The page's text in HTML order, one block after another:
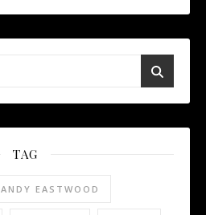
TAG
ANDY EASTWOOD